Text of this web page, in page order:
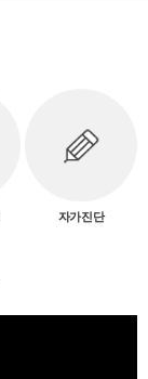
자가진단